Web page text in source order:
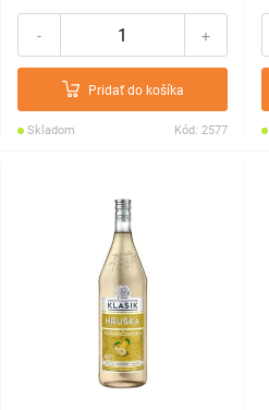
- +
Pridať do košíka
Skladom Kód: 2577